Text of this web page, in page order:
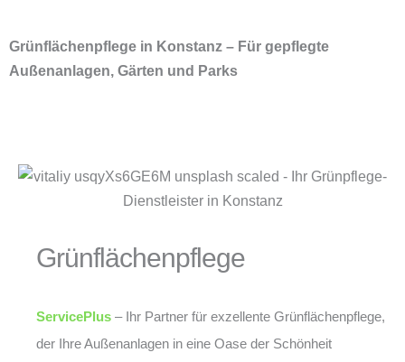
Grünflächenpflege in Konstanz – Für gepflegte
Außenanlagen, Gärten und Parks
Grünflächenpflege
ServicePlus – Ihr Partner für exzellente Grünflächenpflege,
der Ihre Außenanlagen in eine Oase der Schönheit